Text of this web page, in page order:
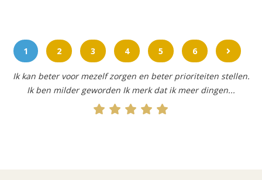
1 2 3 4 5 6
Ik kan beter voor mezelf zorgen en beter prioriteiten stellen.
Ik ben milder geworden Ik merk dat ik meer dingen...